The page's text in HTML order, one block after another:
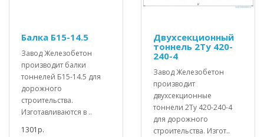
Балка Б15-14.5
Завод Железобетон
производит балки
тоннелей Б15-14.5 для
дорожного
строительства.
Изготавливаются в ..
1301р.
Двухсекционный
тоннель 2Ту 420-
240-4
Завод Железобетон
производит
двухсекционные
тоннели 2Ту 420-240-4
для дорожного
строительства. Изгот..